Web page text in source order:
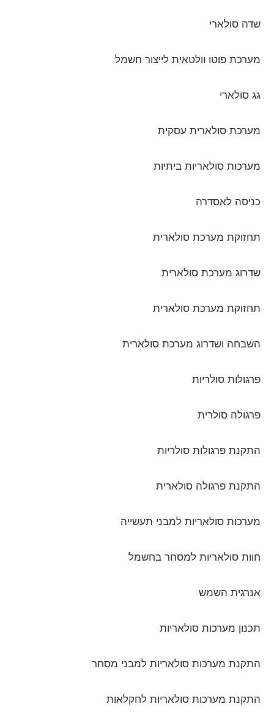
שדה סולארי
מערכת פוטו וולטאית לייצור חשמל
גג סולארי
מערכת סולארית עסקית
מערכות סולאריות ביתיות
כניסה לאסדרה
תחזוקת מערכת סולארית
שדרוג מערכת סולארית
תחזוקת מערכת סולארית
השבחה ושדרוג מערכת סולארית
פרגולות סולריות
פרגולה סולרית
התקנת פרגולות סולריות
התקנת פרגולה סולארית
מערכות סולאריות למבני תעשייה
חוות סולאריות למסחר בחשמל
אנרגית השמש
תכנון מערכות סולאריות
התקנת מערכות סולאריות למבני מסחר
התקנת מערכות סולאריות לחקלאות